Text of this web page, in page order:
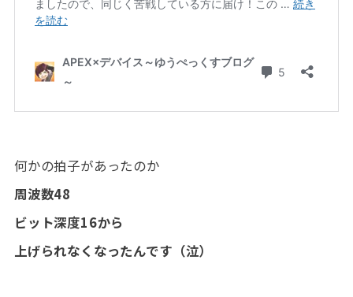
何かの拍子があったのか
周波数48
ビット深度16から
上げられなくなったんです（泣）